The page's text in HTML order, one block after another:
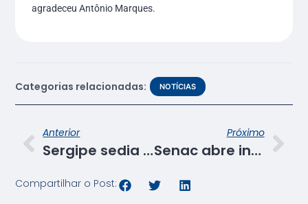
agradeceu Antônio Marques.
Categorias relacionadas: NOTÍCIAS
Anterior
Sergipe sedia reunião do Conselho Fiscal do Senac
Próximo
Senac abre inscrições para cursos gratuitos
Compartilhar o Post: